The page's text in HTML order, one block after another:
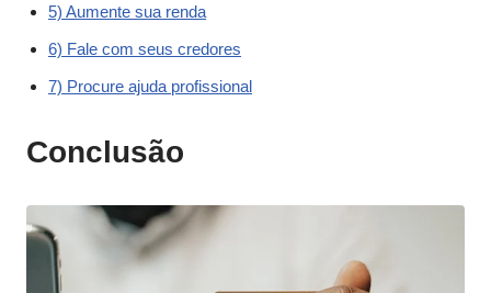
5) Aumente sua renda
6) Fale com seus credores
7) Procure ajuda profissional
Conclusão